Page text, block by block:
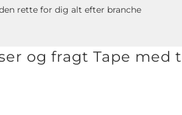
rette for dig alt efter branche
og fragt Tape med